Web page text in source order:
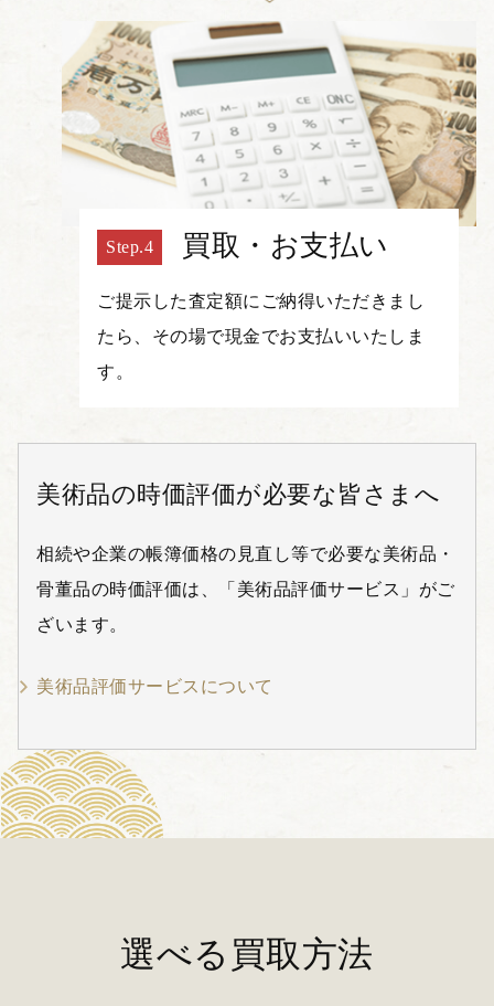
買取・お支払い
ご提示した査定額にご納得いただきまし
たら、その場で現金でお支払いいたしま
す。
美術品の時価評価が必要な皆さまへ
相続や企業の帳簿価格の見直し等で必要な美術品・
骨董品の時価評価は、「美術品評価サービス」がご
ざいます。
美術品評価サービスについて
選べる買取方法